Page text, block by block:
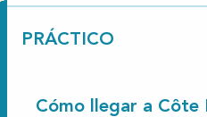
PRÁCTICO
Cómo llegar a Côte